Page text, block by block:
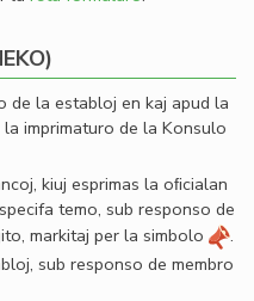
de la establoj en kaj apud la
imprimaturo de la Konsulo
kiuj esprimas la oﬁcialan
temo, sub responso de
markitaj per la simbolo
.
sub responso de membro